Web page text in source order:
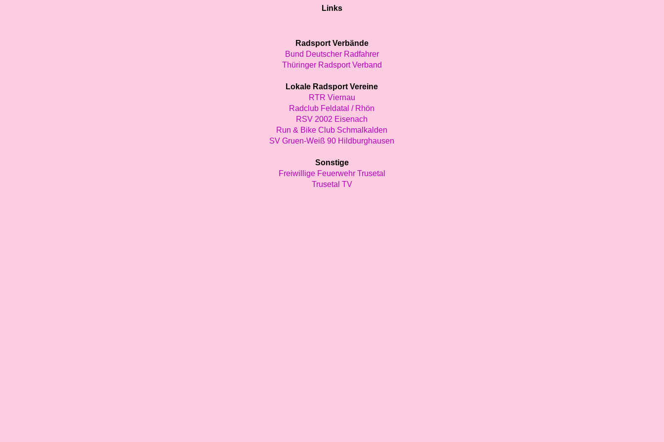
Links
Radsport Verbände
Bund Deutscher Radfahrer
Thüringer Radsport Verband
Lokale Radsport Vereine
RTR Viernau
Radclub Feldatal / Rhön
RSV 2002 Eisenach
Run & Bike Club Schmalkalden
SV Gruen-Weiß 90 Hildburghausen
Sonstige
Freiwillige Feuerwehr Trusetal
Trusetal TV